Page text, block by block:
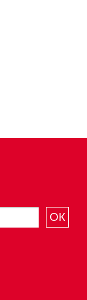
ОК